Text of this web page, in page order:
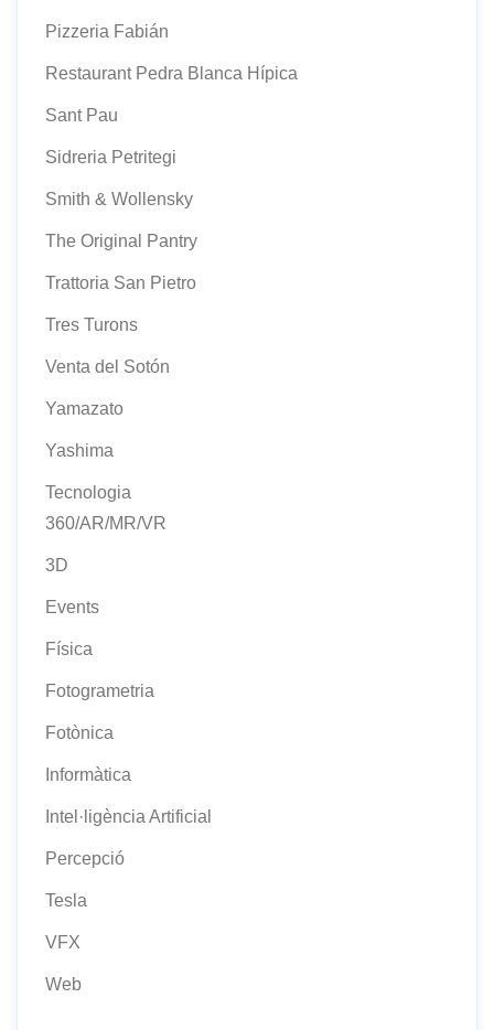
Pizzeria Fabián
Restaurant Pedra Blanca Hípica
Sant Pau
Sidreria Petritegi
Smith & Wollensky
The Original Pantry
Trattoria San Pietro
Tres Turons
Venta del Sotón
Yamazato
Yashima
Tecnologia
360/AR/MR/VR
3D
Events
Física
Fotogrametria
Fotònica
Informàtica
Intel·ligència Artificial
Percepció
Tesla
VFX
Web